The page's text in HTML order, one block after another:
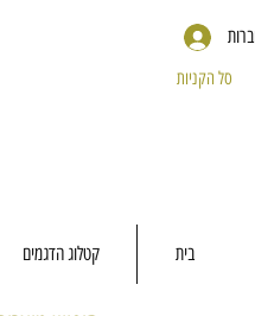
סל הקניות
בית קטלוג הדגמים